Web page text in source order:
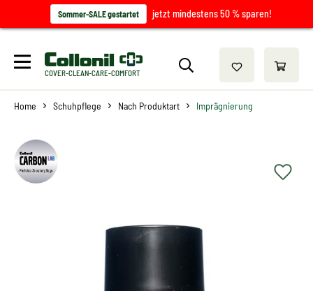
Sommer-SALE gestartet jetzt mindestens 50 % sparen!
COVER-CLEAN-CARE-COMFORT
Home Schuhpflege Nach Produktart Imprägnierung